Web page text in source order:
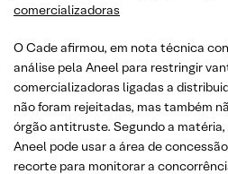
comercializadoras
O Cade afirmou, em nota técnica
análise pela Aneel para restringir
comercializadoras ligadas a
não foram rejeitadas, mas também
órgão antitruste. Segundo a
Aneel pode usar a área de
recorte para monitorar a